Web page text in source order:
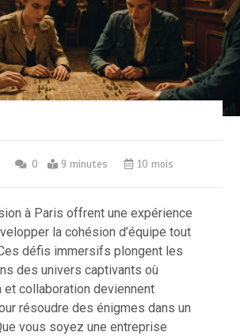
0 9 minutes 10 mois
à Paris offrent une expérience
la cohésion d’équipe tout
défis immersifs plongent les
des univers captivants où
et collaboration deviennent
résoudre des énigmes dans un
vous soyez une entreprise